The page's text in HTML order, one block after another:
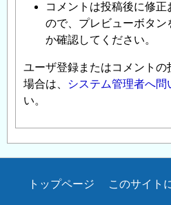
コメントは投稿後に修
ので、プレビューボタン
か確認してください。
ユーザ登録またはコメントの
場合は、
システム管理者へ問
い。
Secondary
トップページ このサイト